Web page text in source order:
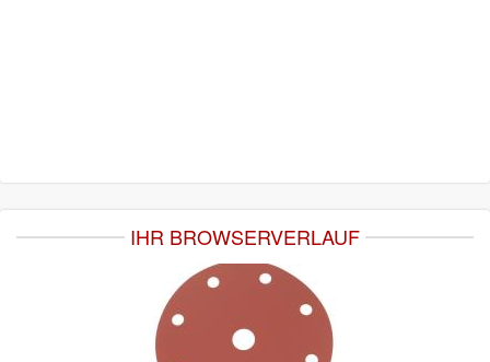
IHR BROWSERVERLAUF